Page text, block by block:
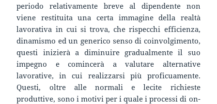
periodo relativamente breve al dipendente non
viene restituita una certa immagine della realtà
lavorativa in cui si trova, che rispecchi efficienza,
dinamismo ed un generico senso di coinvolgimento,
questi inizierà a diminuire gradualmente il suo
impegno e comincerà a valutare alternative
lavorative, in cui realizzarsi più proficuamente.
Questi, oltre alle normali e lecite richieste
produttive, sono i motivi per i quale i processi di on-